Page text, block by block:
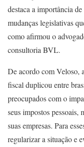
destaca a importância
mudanças legislativas
como afirmou o
consultoria BVL.
De acordo com Veloso,
fiscal duplicou entre
preocupados com o
seus impostos pessoais,
suas empresas. Para
regularizar a situação e